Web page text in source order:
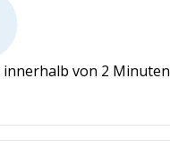
von 2 Minuten